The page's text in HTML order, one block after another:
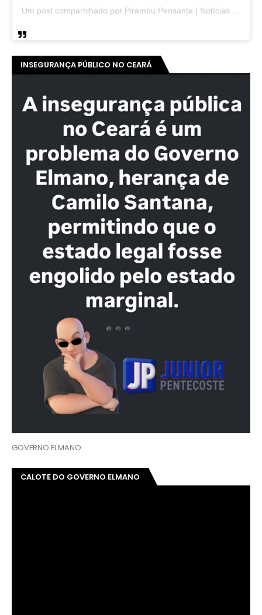
Um post compartilhado por Pirambu Pensante | Notícias & Entretenimento (@pirambupensante)
INSEGURANÇA PÚBLICO NO CEARÁ
GOVERNO ELMANO
CALOTE DO GOVERNO ELMANO